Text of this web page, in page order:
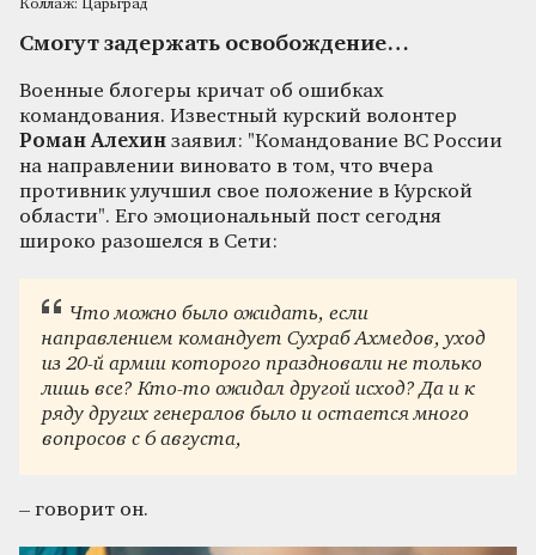
Коллаж: Царьград
Смогут задержать освобождение…
Военные блогеры кричат об ошибках
командования. Известный курский волонтер
Роман Алехин заявил: "Командование ВС России
на направлении виновато в том, что вчера
противник улучшил свое положение в Курской
области". Его эмоциональный пост сегодня
широко разошелся в Сети:
Что можно было ожидать, если
направлением командует Сухраб Ахмедов, уход
из 20-й армии которого праздновали не только
лишь все? Кто-то ожидал другой исход? Да и к
ряду других генералов было и остается много
вопросов с 6 августа,
– говорит он.